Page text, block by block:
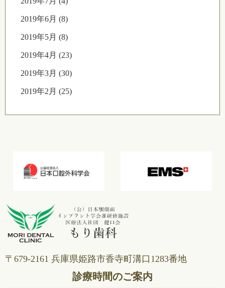
2019年6月 (8)
2019年5月 (8)
2019年4月 (23)
2019年3月 (30)
2019年2月 (25)
〒679-2161 兵庫県姫路市⾹寺町溝⼝1283番地
診療時間のご案内